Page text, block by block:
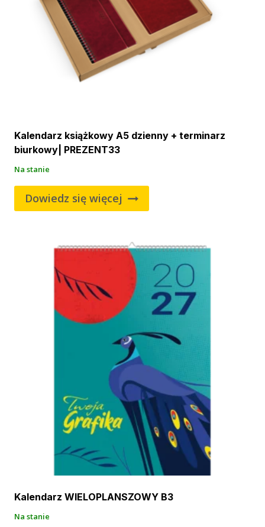
Kalendarz książkowy A5 dzienny + terminarz
biurkowy| PREZENT33
Na stanie
Dowiedz się więcej
Kalendarz WIELOPLANSZOWY B3
Na stanie